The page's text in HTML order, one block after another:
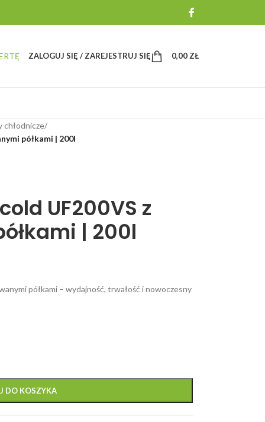
ZALOGUJ SIĘ / ZAREJESTRUJ SIĘ 0,00 ZŁ
chłodnicze/
półkami | 200l
UF200VS z
| 200l
półkami – wydajność, trwałość i nowoczesny
DO KOSZYKA